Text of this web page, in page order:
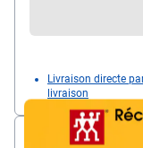
Overlay
Livraison directe
livraison